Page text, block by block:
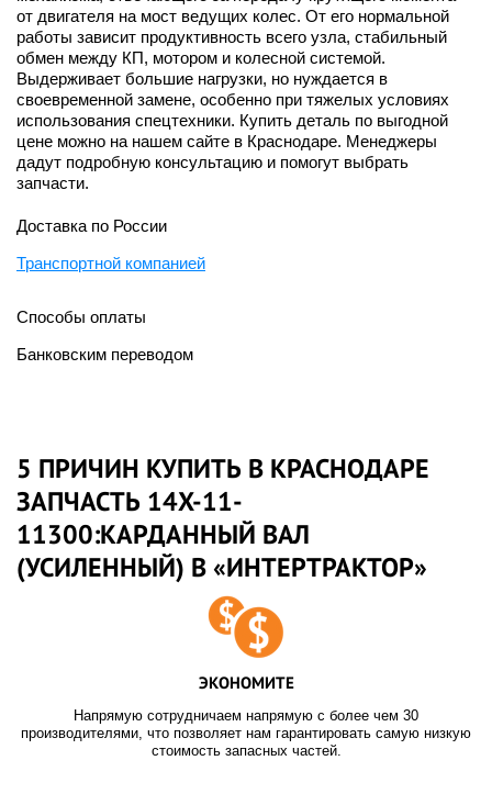
от двигателя на мост ведущих колес. От его нормальной
работы зависит продуктивность всего узла, стабильный
обмен между КП, мотором и колесной системой.
Выдерживает большие нагрузки, но нуждается в
своевременной замене, особенно при тяжелых условиях
использования спецтехники. Купить деталь по выгодной
цене можно на нашем сайте в Краснодаре. Менеджеры
дадут подробную консультацию и помогут выбрать
запчасти.
Доставка по России
Транспортной компанией
Способы оплаты
Банковским переводом
5 ПРИЧИН КУПИТЬ В КРАСНОДАРЕ
ЗАПЧАСТЬ 14X-11-
11300:КАРДАННЫЙ ВАЛ
(УСИЛЕННЫЙ) В «ИНТЕРТРАКТОР»
ЭКОНОМИТЕ
Напрямую сотрудничаем напрямую с более чем 30
производителями, что позволяет нам гарантировать самую низкую
стоимость запасных частей.